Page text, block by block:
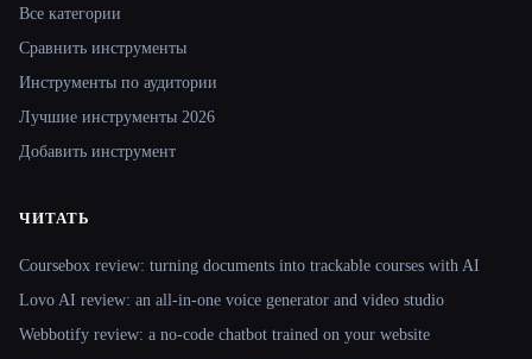
Все категории
Сравнить инструменты
Инструменты по аудитории
Лучшие инструменты 2026
Добавить инструмент
ЧИТАТЬ
Coursebox review: turning documents into trackable courses with AI
Lovo AI review: an all-in-one voice generator and video studio
Webbotify review: a no-code chatbot trained on your website